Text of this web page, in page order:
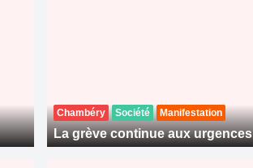
Chambéry Société Manifestation
La grève continue aux urgences